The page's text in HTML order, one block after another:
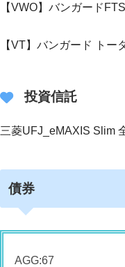
【VWO】バンガード
【VT】バンガード ト
投資信託
三菱UFJ_eMAXIS Slim
債券
AGG:67